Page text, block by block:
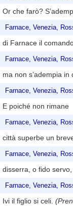
Or che farò?
Farnace, Venezia,
di Farnace il
Farnace, Venezia,
ma non s’adempia in
Farnace, Venezia,
E poiché non rimane
Farnace, Venezia,
città superbe un
Farnace, Venezia,
disserra, o fido servo,
Farnace, Venezia,
Ivi il figlio si celi.